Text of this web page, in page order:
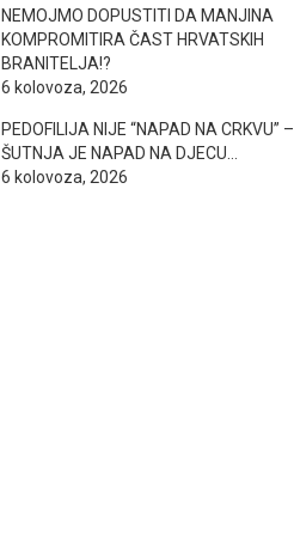
NEMOJMO DOPUSTITI DA MANJINA
KOMPROMITIRA ČAST HRVATSKIH
BRANITELJA!?
6 kolovoza, 2026
PEDOFILIJA NIJE “NAPAD NA CRKVU” –
ŠUTNJA JE NAPAD NA DJECU…
6 kolovoza, 2026